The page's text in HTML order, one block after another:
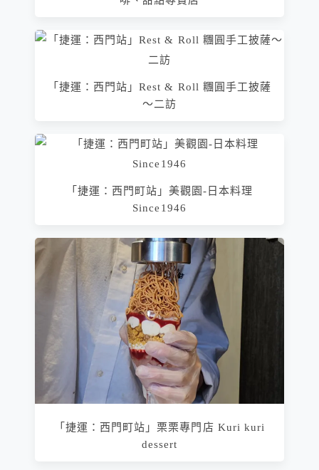
「捷運：西門站」Rest & Roll 糰圓手工披薩
～二訪
「捷運：西門町站」美觀園-日本料理
Since1946
「捷運：西門町站」栗栗專門店 Kuri kuri
dessert